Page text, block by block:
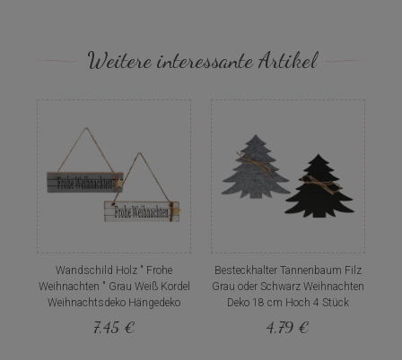
Weitere interessante Artikel
Wandschild Holz " Frohe
Weihnachten " Grau Weiß Kordel
Weihnachtsdeko Hängedeko
7,45 €
Besteckhalter Tannenbaum Filz
Grau oder Schwarz Weihnachten
Deko 18 cm Hoch 4 Stück
4,79 €